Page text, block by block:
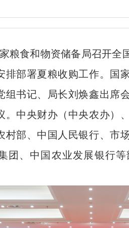
粮食和物资储备局召开全
排部署夏粮收购工作。国
组书记、局长刘焕鑫出席
。中央财办（中央农办）
村部、中国人民银行、市
团、中国农业发展银行